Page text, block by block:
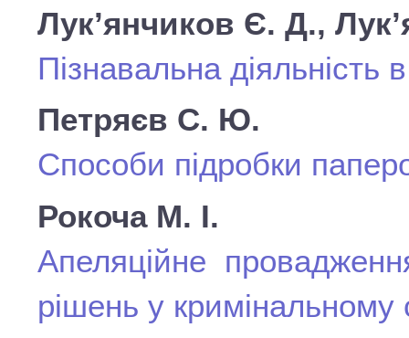
Лук’янчиков Є. Д.,
Пізнавальна діяльність
Петряєв С. Ю.
Способи підробки
Рокоча М. І.
Апеляційне
рішень у кримінальному